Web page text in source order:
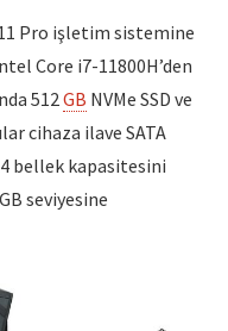
Pro işletim sistemine
Core i7-11800H’den
512GB NVMe SSD ve
cihaza ilave SATA
bellek kapasitesini
seviyesine